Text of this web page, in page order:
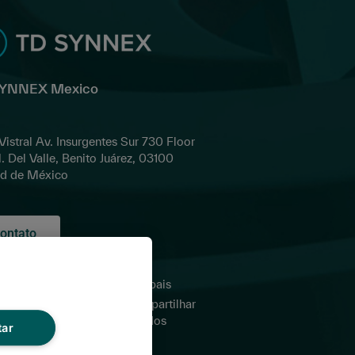
Mexico
Av. Insurgentes Sur 730 Floor
Del Valle, Benito Juárez, 03100
de México
and
Sites globais
Não compartilhar
meus dados